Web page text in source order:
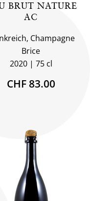
BRUT NATURE
AC
Champagne
Brice
2020
75 cl
CHF 83.00